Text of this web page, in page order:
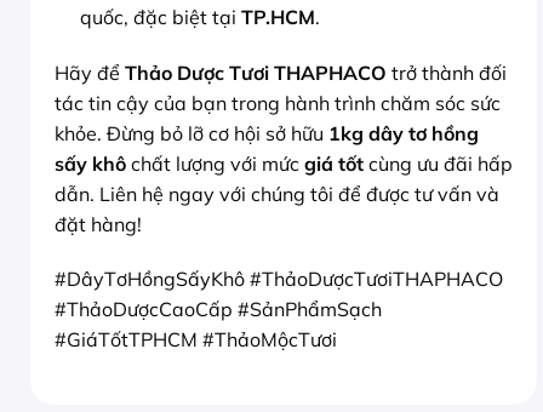
quốc, đặc biệt tại TP.HCM.
Hãy để Thảo Dược Tươi THAPHACO trở thành đối
tác tin cậy của bạn trong hành trình chăm sóc sức
khỏe. Đừng bỏ lỡ cơ hội sở hữu 1kg dây tơ hồng
sấy khô chất lượng với mức giá tốt cùng ưu đãi hấp
dẫn. Liên hệ ngay với chúng tôi để được tư vấn và
đặt hàng!
#DâyTơHồngSấyKhô #ThảoDượcTươiTHAPHACO
#ThảoDượcCaoCấp #SảnPhẩmSạch
#GiáTốtTPHCM #ThảoMộcTươi